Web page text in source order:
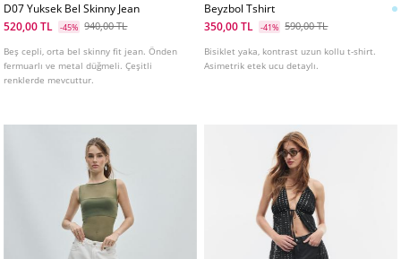
D07 Yuksek Bel Skinny Jean
520,00 TL
-45% 940,00 TL
Beş cepli, orta bel skinny fit jean. Önden
fermuarlı ve metal düğmeli. Çeşitli
renklerde mevcuttur.
Beyzbol Tshirt
350,00 TL
-41% 590,00 TL
Bisiklet yaka, kontrast uzun kollu t-shirt.
Asimetrik etek ucu detaylı.